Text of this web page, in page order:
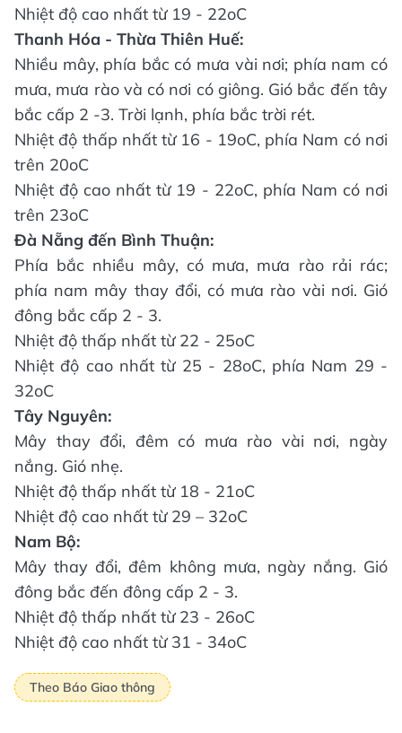
Nhiệt độ cao nhất từ 19 - 22oC
Thanh Hóa - Thừa Thiên Huế:
Nhiều mây, phía bắc có mưa vài nơi; phía nam có
mưa, mưa rào và có nơi có giông. Gió bắc đến tây
bắc cấp 2 -3. Trời lạnh, phía bắc trời rét.
Nhiệt độ thấp nhất từ 16 - 19oC, phía Nam có nơi
trên 20oC
Nhiệt độ cao nhất từ 19 - 22oC, phía Nam có nơi
trên 23oC
Đà Nẵng đến Bình Thuận:
Phía bắc nhiều mây, có mưa, mưa rào rải rác;
phía nam mây thay đổi, có mưa rào vài nơi. Gió
đông bắc cấp 2 - 3.
Nhiệt độ thấp nhất từ 22 - 25oC
Nhiệt độ cao nhất từ 25 - 28oC, phía Nam 29 -
32oC
Tây Nguyên:
Mây thay đổi, đêm có mưa rào vài nơi, ngày
nắng. Gió nhẹ.
Nhiệt độ thấp nhất từ 18 - 21oC
Nhiệt độ cao nhất từ 29 – 32oC
Nam Bộ:
Mây thay đổi, đêm không mưa, ngày nắng. Gió
đông bắc đến đông cấp 2 - 3.
Nhiệt độ thấp nhất từ 23 - 26oC
Nhiệt độ cao nhất từ 31 - 34oC
Theo Báo Giao thông